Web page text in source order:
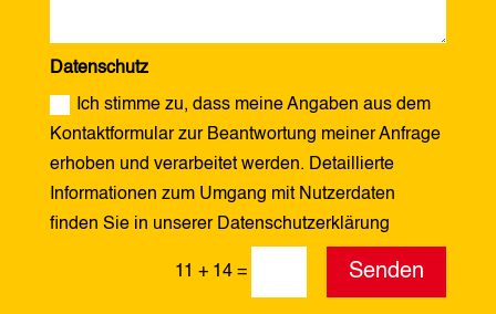
Datenschutz
Ich stimme zu, dass meine Angaben aus dem
Kontaktformular zur Beantwortung meiner Anfrage
erhoben und verarbeitet werden. Detaillierte
Informationen zum Umgang mit Nutzerdaten
finden Sie in unserer Datenschutzerklärung
11 + 14 = Senden